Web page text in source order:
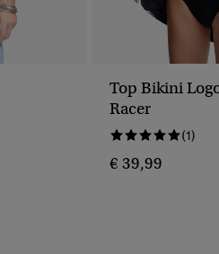
Top Bikini
Racer
(1)
€ 39,99